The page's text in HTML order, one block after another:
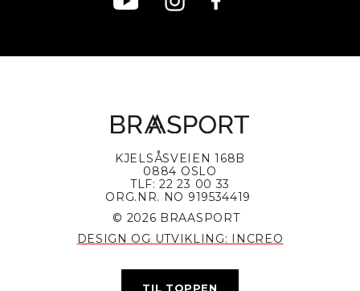
KJELSÅSVEIEN 168B
0884 OSLO
TLF: 22 23 00 33
ORG.NR. NO 919534419
© 2026 BRAASPORT
DESIGN OG UTVIKLING: INCREO
TIL TOPPEN